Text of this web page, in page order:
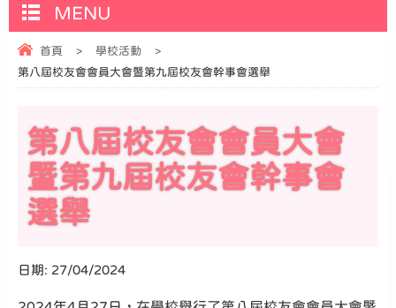
MENU
首頁 > 學校活動
>
第八屆校友會會員大會暨第九屆校友會幹事會選舉
第八屆校友會會員大會
暨第九屆校友會幹事會
選舉
日期: 27/04/2024